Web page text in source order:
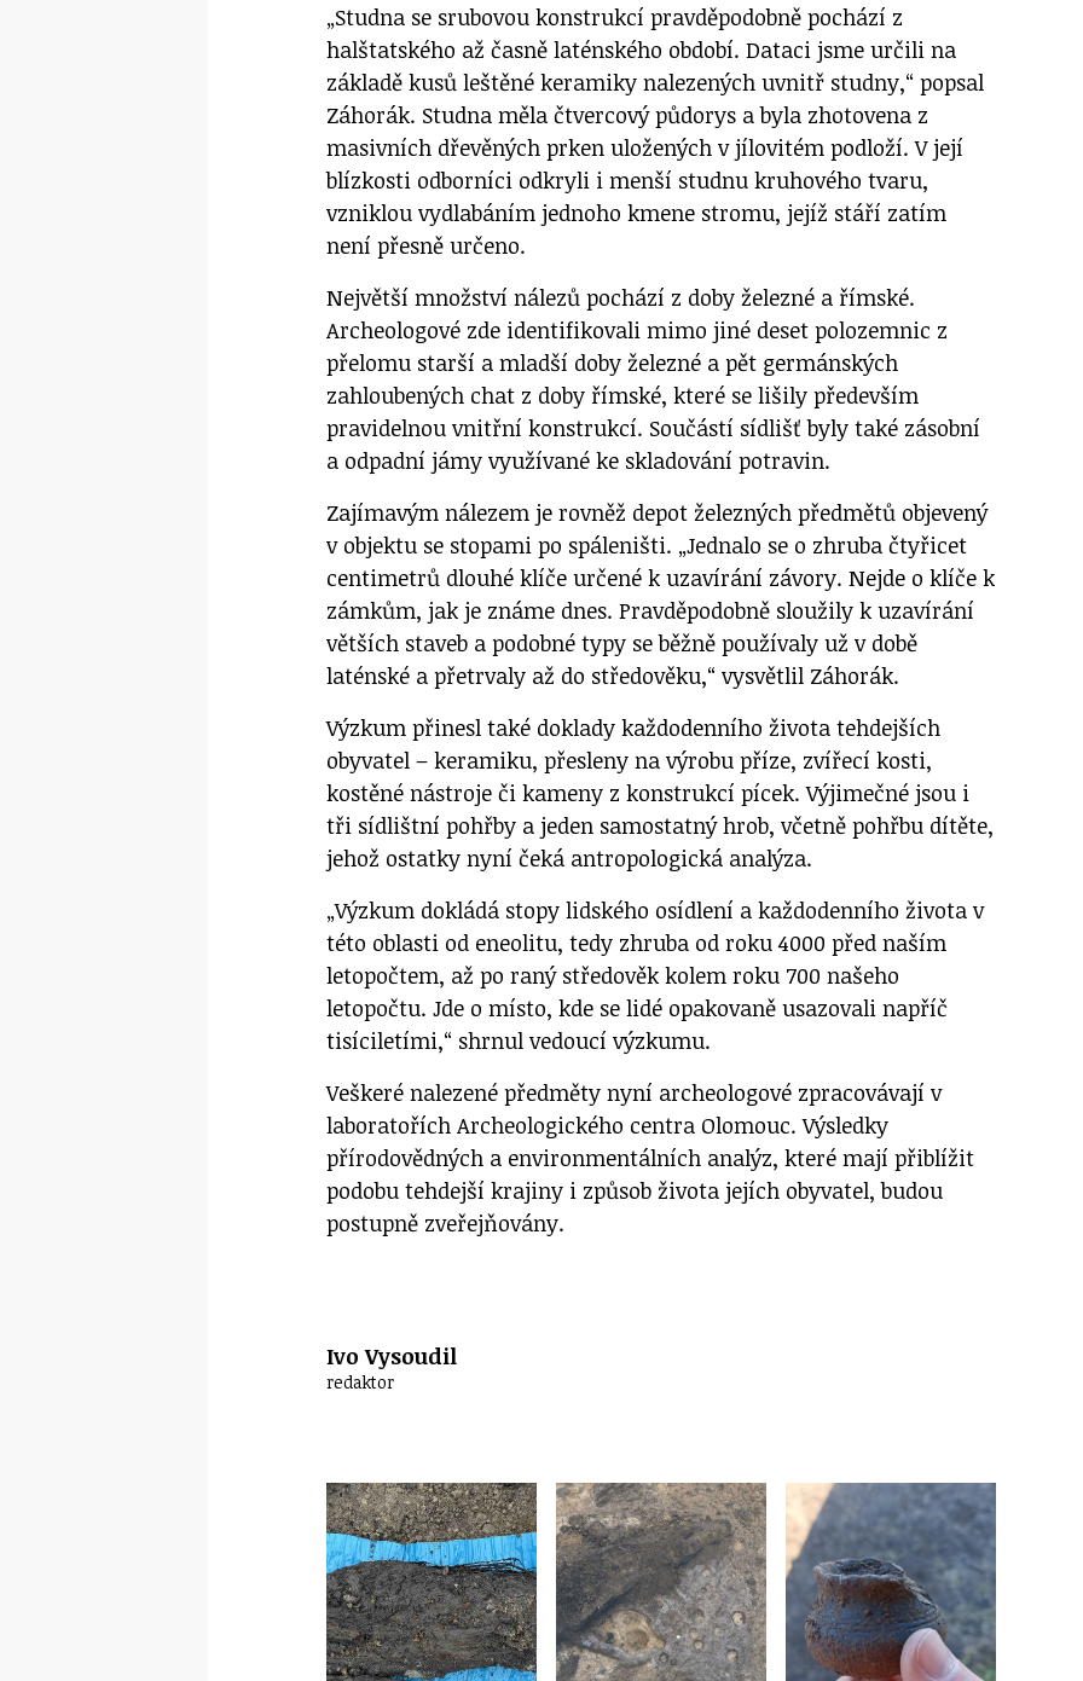
„Studna se srubovou konstrukcí pravděpodobně pochází z
halštatského až časně laténského období. Dataci jsme určili na
základě kusů leštěné keramiky nalezených uvnitř studny,“ popsal
Záhorák. Studna měla čtvercový půdorys a byla zhotovena z
masivních dřevěných prken uložených v jílovitém podloží. V její
blízkosti odborníci odkryli i menší studnu kruhového tvaru,
vzniklou vydlabáním jednoho kmene stromu, jejíž stáří zatím
není přesně určeno.
Největší množství nálezů pochází z doby železné a římské.
Archeologové zde identifikovali mimo jiné deset polozemnic z
přelomu starší a mladší doby železné a pět germánských
zahloubených chat z doby římské, které se lišily především
pravidelnou vnitřní konstrukcí. Součástí sídlišť byly také zásobní
a odpadní jámy využívané ke skladování potravin.
Zajímavým nálezem je rovněž depot železných předmětů objevený
v objektu se stopami po spáleništi. „Jednalo se o zhruba čtyřicet
centimetrů dlouhé klíče určené k uzavírání závory. Nejde o klíče k
zámkům, jak je známe dnes. Pravděpodobně sloužily k uzavírání
větších staveb a podobné typy se běžně používaly už v době
laténské a přetrvaly až do středověku,“ vysvětlil Záhorák.
Výzkum přinesl také doklady každodenního života tehdejších
obyvatel – keramiku, přesleny na výrobu příze, zvířecí kosti,
kostěné nástroje či kameny z konstrukcí pícek. Výjimečné jsou i
tři sídlištní pohřby a jeden samostatný hrob, včetně pohřbu dítěte,
jehož ostatky nyní čeká antropologická analýza.
„Výzkum dokládá stopy lidského osídlení a každodenního života v
této oblasti od eneolitu, tedy zhruba od roku 4000 před naším
letopočtem, až po raný středověk kolem roku 700 našeho
letopočtu. Jde o místo, kde se lidé opakovaně usazovali napříč
tisíciletími,“ shrnul vedoucí výzkumu.
Veškeré nalezené předměty nyní archeologové zpracovávají v
laboratořích Archeologického centra Olomouc. Výsledky
přírodovědných a environmentálních analýz, které mají přiblížit
podobu tehdejší krajiny i způsob života jejích obyvatel, budou
postupně zveřejňovány.
Ivo Vysoudil
redaktor